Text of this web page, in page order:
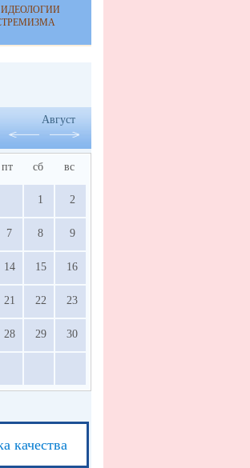
Август
пт сб вс
1 2
7 8 9
14 15 16
21 22 23
28 29 30
качества